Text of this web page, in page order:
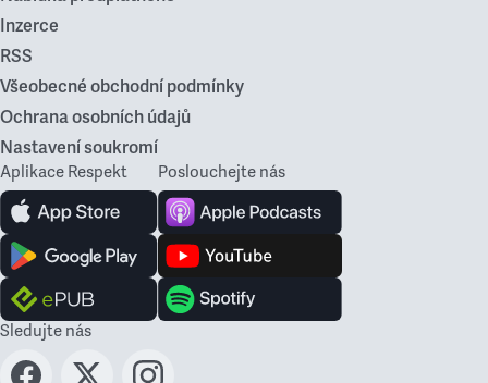
Inzerce
RSS
Všeobecné obchodní podmínky
Ochrana osobních údajů
Nastavení soukromí
Aplikace Respekt Poslouchejte nás
Sledujte nás